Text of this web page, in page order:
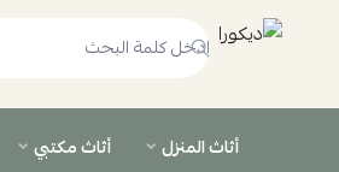
أثاث المنزل أثاث مكتبي